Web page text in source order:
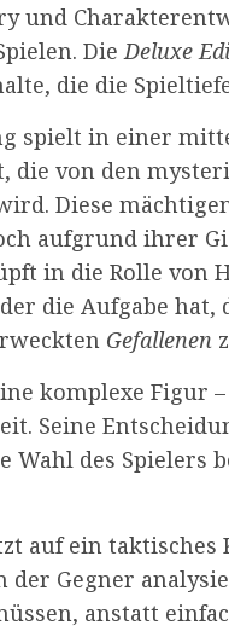
und
DieDeluxe
die die
spielt in einer
die von den
Diese
aufgrund ihrer
in die Rolle von
die Aufgabe
Gefallenen
komplexe Figur
Seine
Wahl des Spielers
auf ein
der Gegner
anstatt